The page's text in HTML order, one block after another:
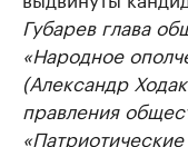
Губарев глава
«Народное
(Александр
правления